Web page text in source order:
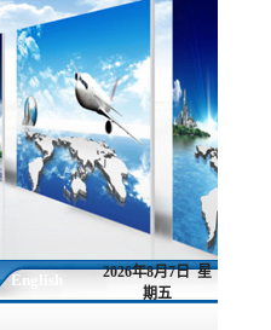
English
2026年8月7日 星
期五